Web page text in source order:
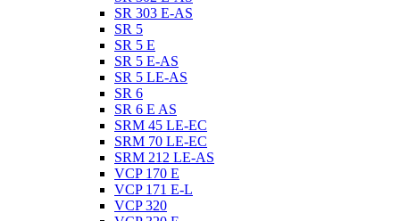
SR 303 E-AS
SR 5
SR 5 E
SR 5 E-AS
SR 5 LE-AS
SR 6
SR 6 E AS
SRM 45 LE-EC
SRM 70 LE-EC
SRM 212 LE-AS
VCP 170 E
VCP 171 E-L
VCP 320